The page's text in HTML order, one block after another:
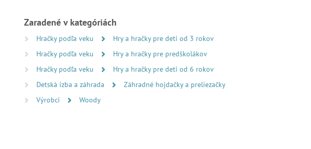
Zaradené v kategóriách
Hračky podľa veku
Hry a hračky pre deti od 3 rokov
Hračky podľa veku
Hry a hračky pre predškolákov
Hračky podľa veku
Hry a hračky pre deti od 6 rokov
Detská izba a záhrada
Záhradné hojdačky a preliezačky
Výrobci
Woody